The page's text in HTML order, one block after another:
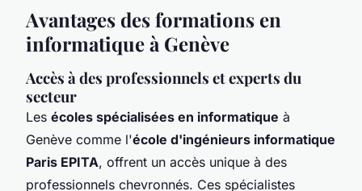
Avantages des formations en
informatique à Genève
Accès à des professionnels et experts du
secteur
Les écoles spécialisées en informatique à
Genève comme l'école d'ingénieurs informatique
Paris EPITA, offrent un accès unique à des
professionnels chevronnés. Ces spécialistes